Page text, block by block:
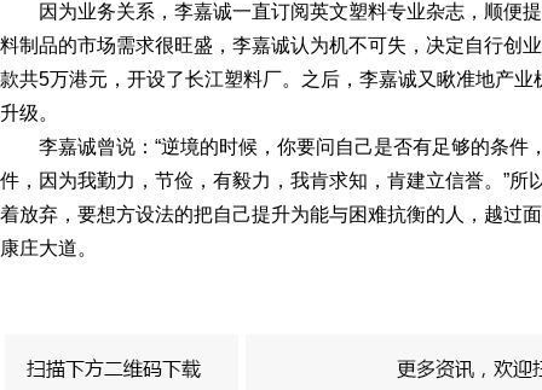
因为业务关系，李嘉诚一直订阅英文塑料专业杂志，顺便
料制品的市场需求很旺盛，李嘉诚认为机不可失，决定自行创
款共5万港元，开设了长江塑料厂。之后，李嘉诚又瞅准地产业
升级。
李嘉诚曾说：“逆境的时候，你要问自己是否有足够的条
件，因为我勤力，节俭，有毅力，我肯求知，肯建立信誉。”
着放弃，要想方设法的把自己提升为能与困难抗衡的人，越过
康庄大道。